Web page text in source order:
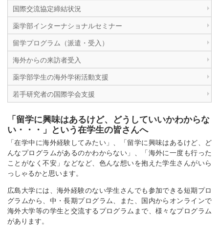
国際交流協定締結状況
薬学部インターナショナルセミナー
留学プログラム（派遣・受入）
海外からの来訪者受入
薬学部学生の海外学術活動支援
若手研究者の国際学会支援
「留学に興味はあるけど、どうしていいかわからな
い・・・」という在学生の皆さんへ
「在学中に海外経験してみたい」、「留学に興味はあるけど、ど
んなプログラムがあるのかわからない」、「海外に一度も行った
ことがなく不安」などなど、色んな想いを抱えた学生さんがいら
っしゃるかと思います。
広島大学には、海外経験のない学生さんでも参加できる短期プロ
グラムから、中・長期プログラム、また、国内からオンラインで
海外大学等の学生と交流するプログラムまで、様々なプログラム
があります。